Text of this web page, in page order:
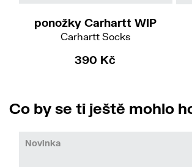
ponožky Carhartt WIP
Carhartt Socks
390 Kč
Co by se ti ještě mohlo
Novinka